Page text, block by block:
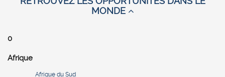
MONDE
0
Afrique
Afrique du Sud